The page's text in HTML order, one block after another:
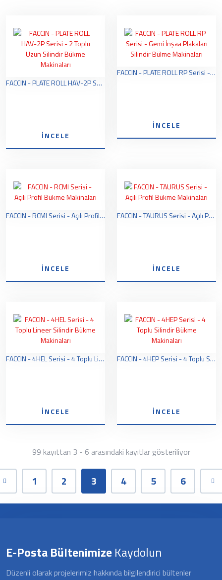
FACCIN - PLATE ROLL HAV-2P Serisi - 2 Toplu Uzun Silindir Bükme Makinaları
İNCELE
FACCIN - PLATE ROLL RP Serisi - Gemi İnşaa Plakaları Silindir Bülme Makinaları
İNCELE
FACCIN - RCMI Serisi - Açılı Profil Bükme Makinaları
İNCELE
FACCIN - TAURUS Serisi - Açılı Profil Bükme Makinaları
İNCELE
FACCIN - 4HEL Serisi - 4 Toplu Lineer Silindir Bükme Makinaları
İNCELE
FACCIN - 4HEP Serisi - 4 Toplu Silindir Bükme Makinaları
İNCELE
99 kayıttan 3 - 6 arasındaki kayıtlar gösteriliyor
1 2 3 4 5 6
E-Posta BültenimizeKaydolun
Düzenli olarak projelerimiz hakkında bilgilendirici bültenler